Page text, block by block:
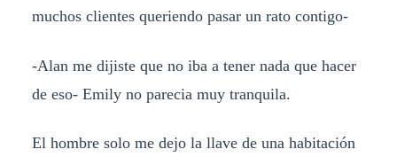
muchos clientes queriendo pasar un rato contigo-
-Alan me dijiste que no iba a tener nada que hacer
de eso- Emily no parecia muy tranquila.
El hombre solo me dejo la llave de una habitación